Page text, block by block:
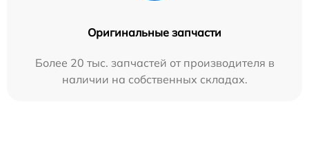
Оригинальные запчасти
Более 20 тыс. запчастей от производителя в
наличии на собственных складах.